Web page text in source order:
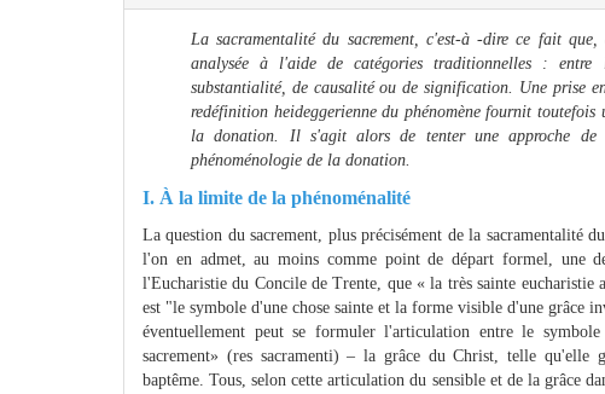
La sacramentalité du sacrement, c'est-à -dire ce fait
analysée à l'aide de catégories traditionnelles :
substantialité, de causalité ou de signification. Une prise
redéfinition heideggerienne du phénomène fournit
la donation. Il s'agit alors de tenter une approche de
phénoménologie de la donation.
I. À la limite de la phénoménalité
La question du sacrement, plus précisément de la sacramentalité
l'on en admet, au moins comme point de départ formel, une
l'Eucharistie du Concile de Trente, que « la très sainte eucharistie
est "le symbole d'une chose sainte et la forme visible d'une grâce
éventuellement peut se formuler l'articulation entre le
sacrement» (res sacramenti) – la grâce du Christ, telle qu'elle
baptême. Tous, selon cette articulation du sensible et de la grâce